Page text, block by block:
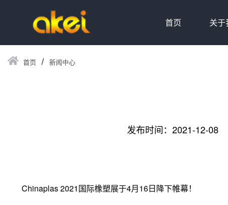
首页 关于
首页 新闻中心
发布时间：2021-12-08
Chinaplas 2021国际橡塑展于4月16日降下帷幕！